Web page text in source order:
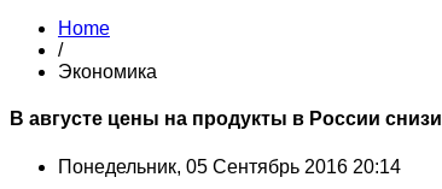
Home
/
Экономика
В августе цены на продукты в России
Понедельник, 05 Сентябрь 2016 20:14